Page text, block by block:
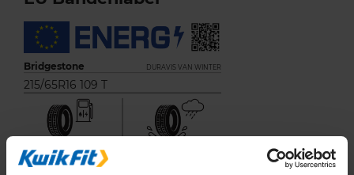
Bridgestone DURAVIS VAN WINTER
215/65R16 109 T